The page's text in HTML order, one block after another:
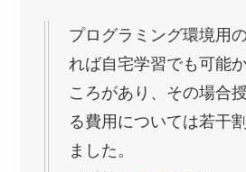
プログラミング環境用
れば自宅学習でも可能
ころがあり、その場合
る費用については若干
ました。